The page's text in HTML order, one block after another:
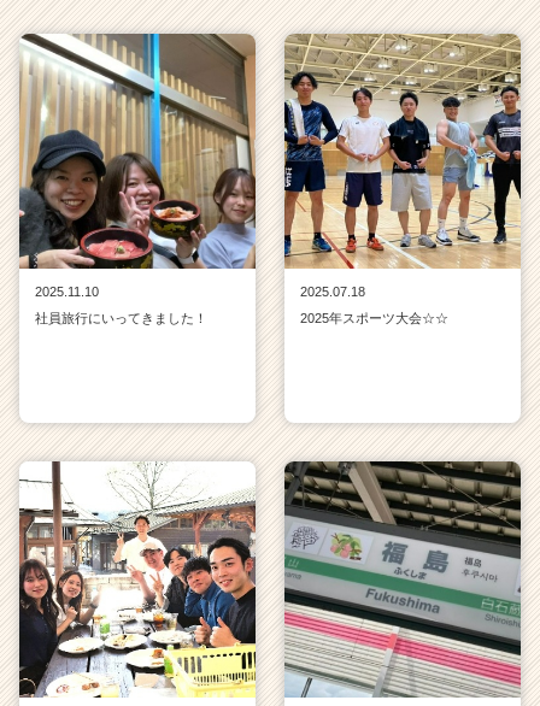
2025.11.10
社員旅行にいってきました！
2025.07.18
2025年スポーツ大会☆☆